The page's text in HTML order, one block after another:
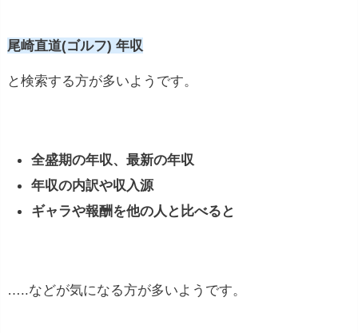
尾崎直道(ゴルフ) 年収
と検索する方が多いようです。
全盛期の年収、最新の年収
年収の内訳や収入源
ギャラや報酬を他の人と比べると
…..などが気になる方が多いようです。